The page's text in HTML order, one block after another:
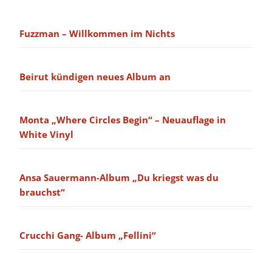
Fuzzman – Willkommen im Nichts
Beirut kündigen neues Album an
Monta „Where Circles Begin“ – Neuauflage in
White Vinyl
Ansa Sauermann-Album „Du kriegst was du
brauchst“
Crucchi Gang- Album „Fellini“